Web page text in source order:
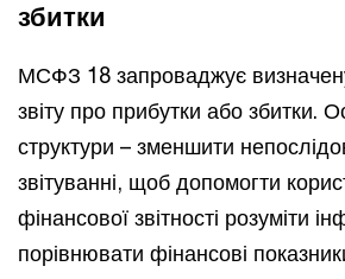
збитки
МСФЗ 18 запроваджує
звіту про прибутки або збитки.
структури – зменшити
звітуванні, щоб допомогти
фінансової звітності розуміти
порівнювати фінансові